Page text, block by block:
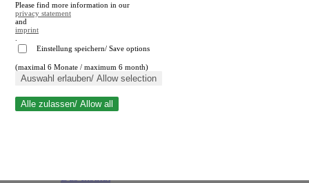
Suche schließen
Please find more information in our
privacy statement
and
imprint
Einstellung speichern/ Save options
(maximal 6 Monate / maximum 6 month)
Auswahl erlauben/ Allow selection
Alle zulassen/ Allow all